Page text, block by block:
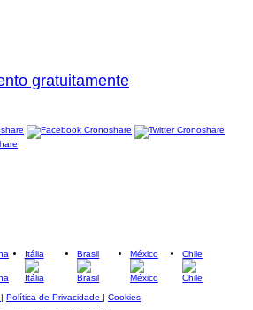
gratuitamente
Itália Brasil México Chile
| Política de Privacidade | Cookies